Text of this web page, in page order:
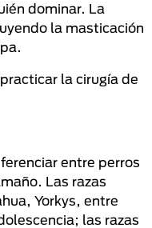
dominar. La
la masticación
la cirugía de
entre perros
Las razas
Yorkys, entre
las razas